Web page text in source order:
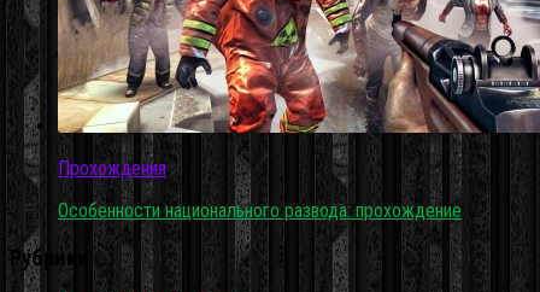
Прохождения
Особенности национального развода: прохождение
Рубрики